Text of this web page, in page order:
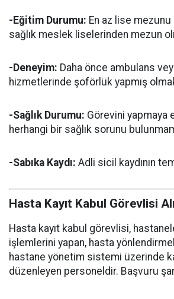
-Eğitim Durumu: En az lise
sağlık meslek liselerinden mezun
-Deneyim: Daha önce ambulans
hizmetlerinde şoförlük yapmış
-Sağlık Durumu: Görevini yapmaya
herhangi bir sağlık sorunu
-Sabıka Kaydı: Adli sicil kaydının
Hasta Kayıt Kabul Görevlisi
Hasta kayıt kabul görevlisi,
işlemlerini yapan, hasta
hastane yönetim sistemi üzerinde
düzenleyen personeldir. Başvuru